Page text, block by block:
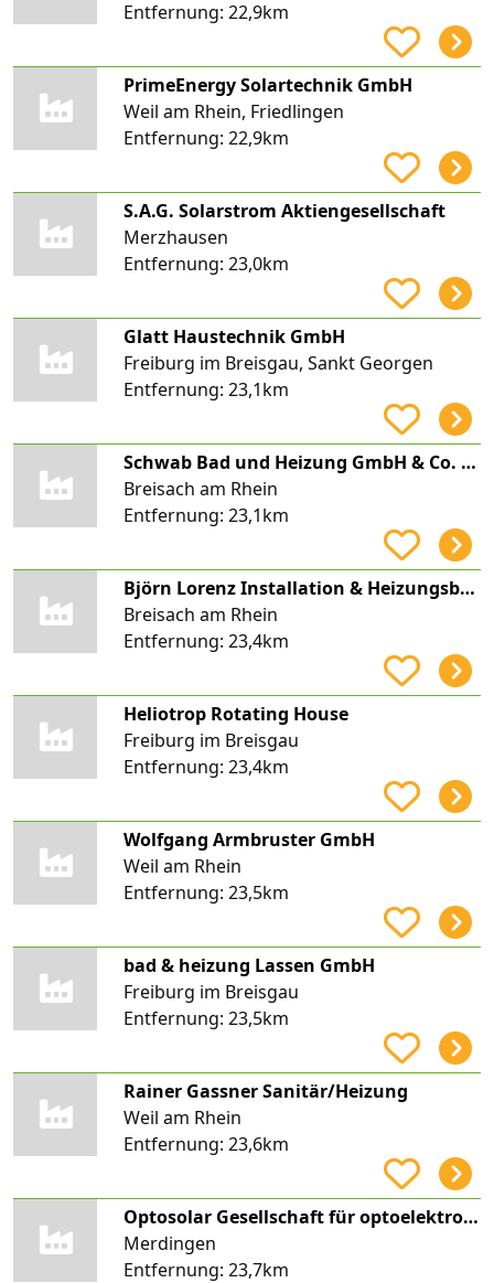
Entfernung: 22,9km
PrimeEnergy Solartechnik GmbH
Weil am Rhein, Friedlingen
Entfernung: 22,9km
S.A.G. Solarstrom Aktiengesellschaft
Merzhausen
Entfernung: 23,0km
Glatt Haustechnik GmbH
Freiburg im Breisgau, Sankt Georgen
Entfernung: 23,1km
Schwab Bad und Heizung GmbH & Co. KG
Breisach am Rhein
Entfernung: 23,1km
Björn Lorenz Installation & Heizungsbau
Breisach am Rhein
Entfernung: 23,4km
Heliotrop Rotating House
Freiburg im Breisgau
Entfernung: 23,4km
Wolfgang Armbruster GmbH
Weil am Rhein
Entfernung: 23,5km
bad & heizung Lassen GmbH
Freiburg im Breisgau
Entfernung: 23,5km
Rainer Gassner Sanitär/Heizung
Weil am Rhein
Entfernung: 23,6km
Optosolar Gesellschaft für optoelektronische und solare Lösungen mbH
Merdingen
Entfernung: 23,7km